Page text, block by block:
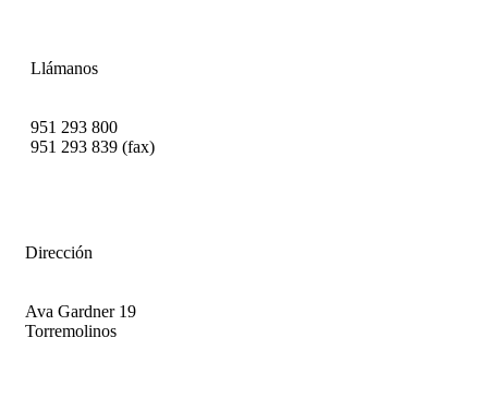
Llámanos
951 293 800
951 293 839 (fax)
Dirección
Ava Gardner 19
Torremolinos